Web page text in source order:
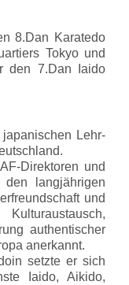
8.Dan Karatedo
Tokyo und
den 7.Dan Iaido
Lehr-
Direktoren und
langjährigen
und
authentischer
anerkannt.
setzte er sich
Iaido, Aikido,